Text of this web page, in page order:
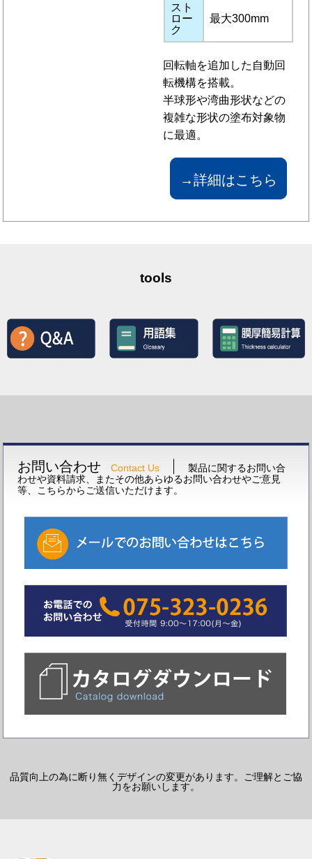
スト
ロー
ク
最大300mm
回転軸を追加した自動回
転機構を搭載。
半球形や湾曲形状などの
複雑な形状の塗布対象物
に最適。
→詳細はこちら
tools
お問い合わせ Contact Us
製品に関するお問い合
わせや資料請求、またその他あらゆるお問い合わせやご意見
等、こちらからご送信いただけます。
品質向上の為に断り無くデザインの変更があります。ご理解とご協
力をお願いします。